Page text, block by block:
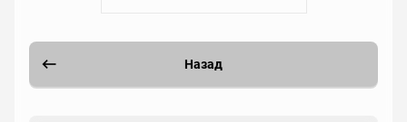
Назад